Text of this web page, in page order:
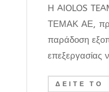
Η AIOLOS
ΤΕΜΑΚ ΑΕ,
παράδοση
επεξεργασίας
ΔΕΙΤΕ ΤΟ